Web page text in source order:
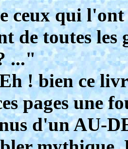
ceux qui
de toutes
..."
! bien ce
pages une
d'un AU-